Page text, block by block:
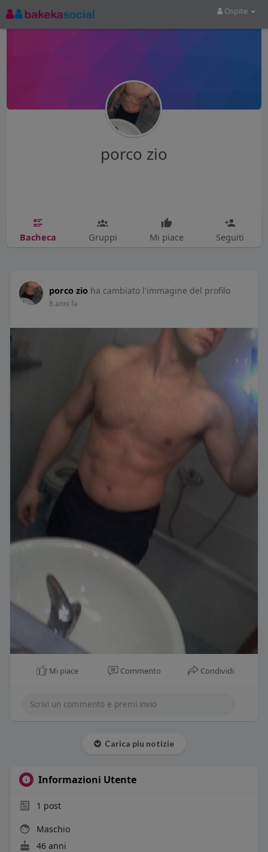
Ospite
porco zio
Bacheca Gruppi Mi piace Seguiti
porco zio ha cambiato l'immagine del profilo
8 anni fa
Mi piace Commento Condividi
Carica piu notizie
Informazioni Utente
1 post
Maschio
46 anni